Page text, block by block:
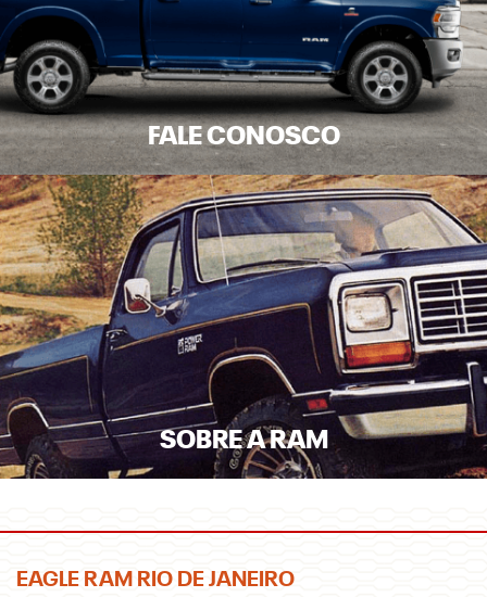
FALE CONOSCO
SOBRE A RAM
EAGLE RAM RIO DE JANEIRO